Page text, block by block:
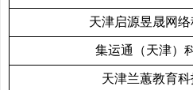
天津启源昱晟网络
集运通（天津）
天津兰蕙教育科